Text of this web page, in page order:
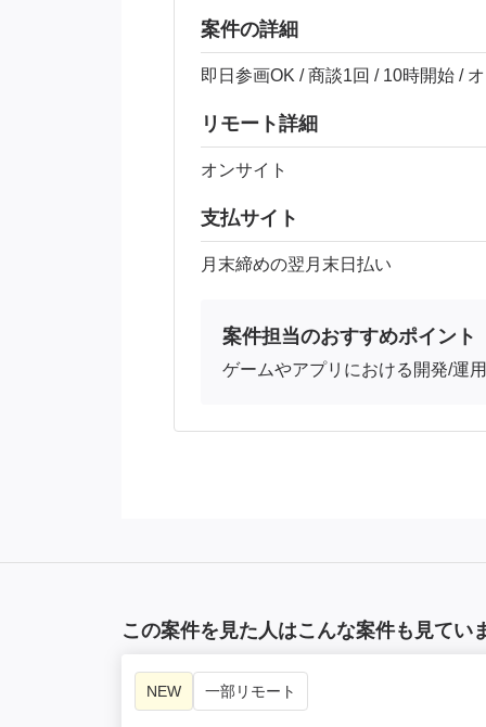
案件の詳細
即日参画OK / 商談1回 / 10時開始 /
リモート詳細
オンサイト
支払サイト
月末締めの翌月末日払い
案件担当のおすすめポイント
ゲームやアプリにおける開発/運
この案件を見た人はこんな案件も見てい
NEW 一部リモート